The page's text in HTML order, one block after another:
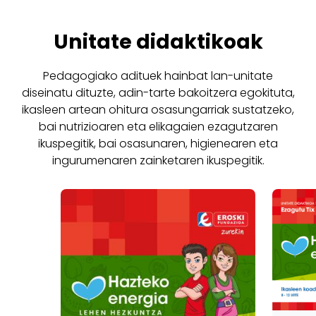
Unitate didaktikoak
Pedagogiako adituek hainbat lan-unitate
diseinatu dituzte, adin-tarte bakoitzera egokituta,
ikasleen artean ohitura osasungarriak sustatzeko,
bai nutrizioaren eta elikagaien ezagutzaren
ikuspegitik, bai osasunaren, higienearen eta
ingurumenaren zainketaren ikuspegitik.